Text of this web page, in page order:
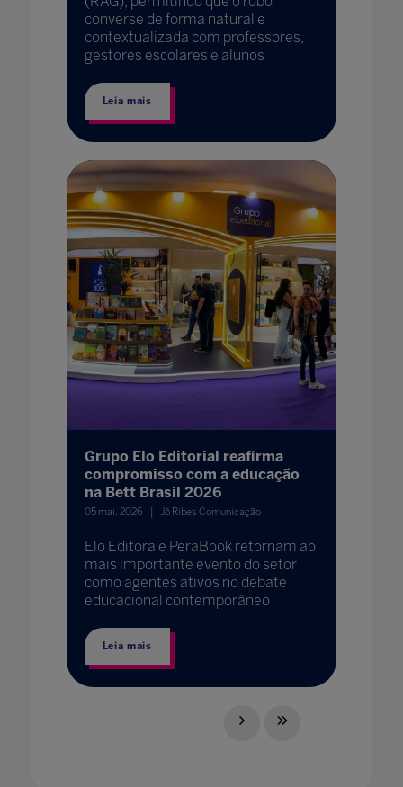
converse de forma natural e
contextualizada com professores,
gestores escolares e alunos
Leia mais
Grupo Elo Editorial reafirma
compromisso com a educação
na Bett Brasil 2026
05 mai. 2026 Jô Ribes Comunicação
Elo Editora e PeraBook retornam ao
mais importante evento do setor
como agentes ativos no debate
educacional contemporâneo
Leia mais